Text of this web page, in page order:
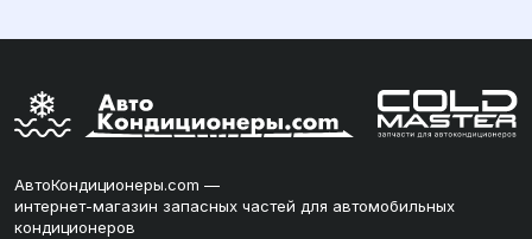
АвтоКондиционеры.com —
интернет-магазин запасных частей для автомобильных
кондиционеров